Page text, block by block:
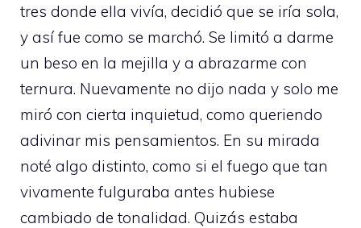
tres donde ella vivía, decidió que se iría sola,
y así fue como se marchó. Se limitó a darme
un beso en la mejilla y a abrazarme con
ternura. Nuevamente no dijo nada y solo me
miró con cierta inquietud, como queriendo
adivinar mis pensamientos. En su mirada
noté algo distinto, como si el fuego que tan
vivamente fulguraba antes hubiese
cambiado de tonalidad. Quizás estaba